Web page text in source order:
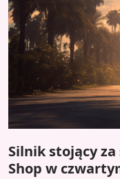
Silnik stojący
Shop w